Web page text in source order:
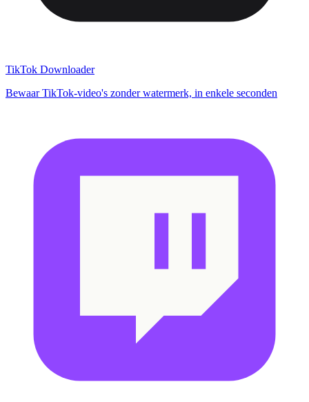
TikTok Downloader
Bewaar TikTok-video's zonder watermerk, in enkele seconden